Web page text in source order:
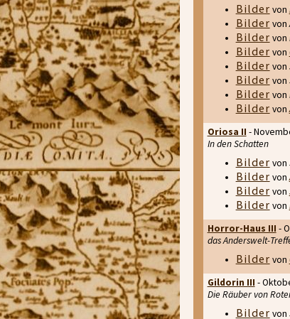
Bilder von
Bilder von
Bilder von
Bilder von
Bilder von
Bilder von
Bilder von
Bilder von
Oriosa II -
In den Schatten
Bilder von
Bilder von
Bilder von
Bilder von
Horror-Haus III -
das Anderswelt-
Bilder von
Gildorin III -
Die Räuber von
Bilder von